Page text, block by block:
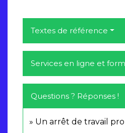
Textes de référence
Services en ligne et
Questions ? Réponses !
Un arrêt de travail